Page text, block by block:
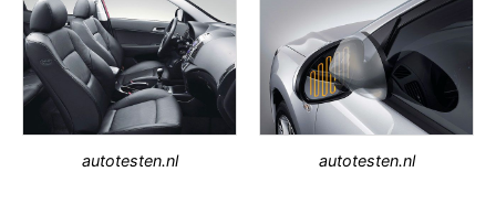
autotesten.nl autotesten.nl